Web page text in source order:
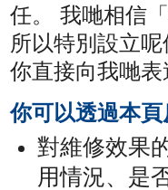
任。 我哋相信
所以特別設立
你直接向我哋表
你可以透過本頁
對維修效果
用情況、是